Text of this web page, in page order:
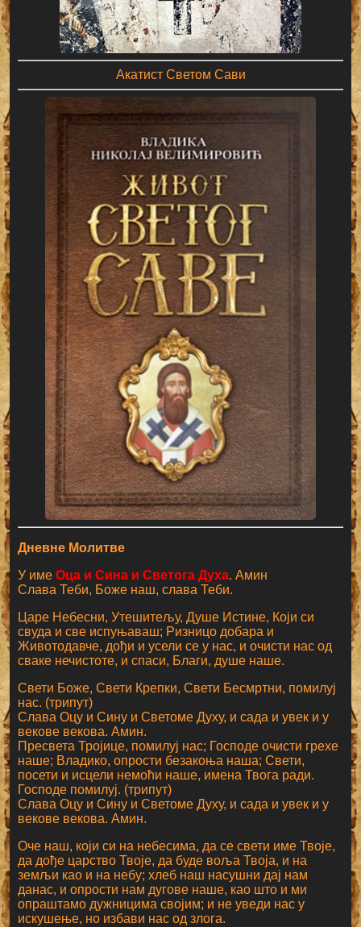
Акатист Светом Сави
Дневне Молитве
У имеОца и Сина и Светога Духа. Амин
Слава Теби, Боже наш, слава Теби.
Царе Небесни, Утешитељу, Душе Истине, Који си
свуда и све испуњаваш; Ризницо добара и
Животодавче, дођи и усели се у нас, и очисти нас од
сваке нечистоте, и спаси, Благи, душе наше.
Свети Боже, Свети Крепки, Свети Бесмртни, помилуј
нас. (трипут)
Слава Оцу и Сину и Светоме Духу, и сада и увек и у
векове векова. Амин.
Пресвета Тројице, помилуј нас; Господе очисти грехе
наше; Владико, опрости безакоња наша; Свети,
посети и исцели немоћи наше, имена Твога ради.
Господе помилуј. (трипут)
Слава Оцу и Сину и Светоме Духу, и сада и увек и у
векове векова. Амин.
Оче наш, који си на небесима, да се свети име Твоје,
да дође царство Твоје, да буде воља Твоја, и на
земљи као и на небу; хлеб наш насушни дај нам
данас, и опрости нам дугове наше, као што и ми
опраштамо дужницима својим; и не уведи нас у
искушење, но избави нас од злога.